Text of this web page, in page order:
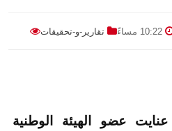
10:22 مساءً تقارير-و-تحقيقات
عضو الهيئة الوطنية